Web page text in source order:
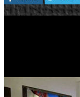
Kudo Tsunoda, un alto